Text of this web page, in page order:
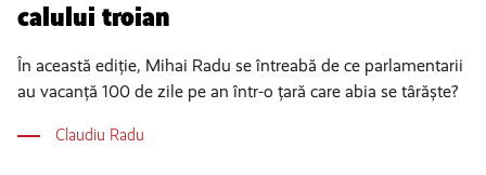
calului troian
În această ediție, Mihai Radu se întreabă de ce parlamentarii
au vacanță 100 de zile pe an într-o țară care abia se târăște?
Claudiu Radu